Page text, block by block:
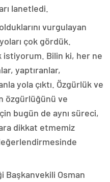
lanetledi.
vurgulayan
çok gördük.
istiyorum. Bilin ki, her ne
yaptıranlar,
yola çıktı. Özgürlük ve
özgürlüğünü ve
bugün de aynı süreci,
dikkat etmemiz
Başkanvekili Osman